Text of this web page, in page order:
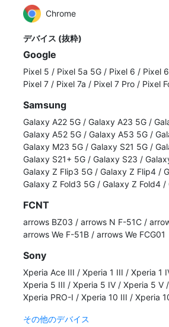
Chrome
デバイス (抜粋)
Google
Pixel 5 / Pixel 5a 5G / Pixel 6 / Pixel
Pixel 7 / Pixel 7a / Pixel 7 Pro / Pixel
Samsung
Galaxy A22 5G / Galaxy A23 5G /
Galaxy A52 5G / Galaxy A53 5G /
Galaxy M23 5G / Galaxy S21 5G /
Galaxy S21+ 5G / Galaxy S23 /
Galaxy Z Flip3 5G / Galaxy Z Flip4 /
Galaxy Z Fold3 5G / Galaxy Z Fold4 /
FCNT
arrows BZ03 / arrows N F-51C /
arrows We F-51B / arrows We FCG01
Sony
Xperia Ace III / Xperia 1 III / Xperia 1
Xperia 5 III / Xperia 5 IV / Xperia 5 V /
Xperia PRO-I / Xperia 10 III / Xperia
その他のデバイス